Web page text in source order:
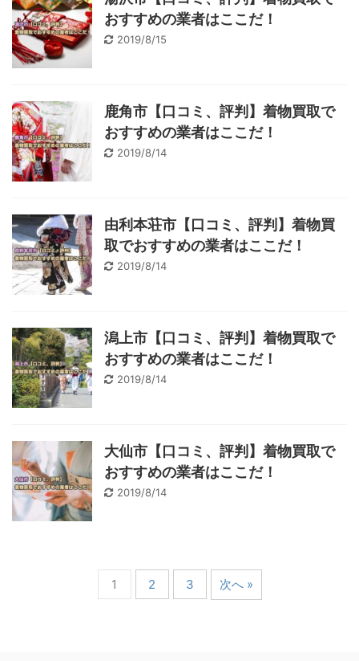
おすすめの業者はここだ！
2019/8/15
鹿角市【口コミ、評判】着物買取で
おすすめの業者はここだ！
2019/8/14
由利本荘市【口コミ、評判】着物買
取でおすすめの業者はここだ！
2019/8/14
潟上市【口コミ、評判】着物買取で
おすすめの業者はここだ！
2019/8/14
大仙市【口コミ、評判】着物買取で
おすすめの業者はここだ！
2019/8/14
1 2 3 次へ »